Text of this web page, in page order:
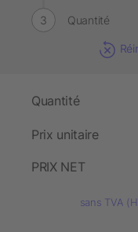
Quantité
Quantité
Prix unitaire
PRIX NET
sans TVA